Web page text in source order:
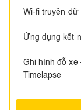
Wi-fi truyền dữ
Ứng dụng kết
Ghi hình đỗ xe
Timelapse​